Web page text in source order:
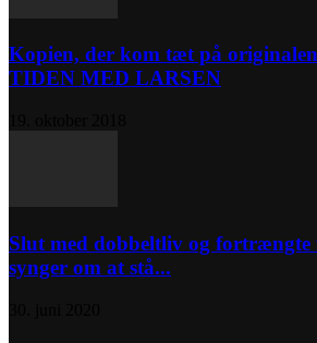
Kopien, der kom tæt på
TIDEN MED LARSEN
Slut med dobbeltliv og fortrængte
synger om at stå...